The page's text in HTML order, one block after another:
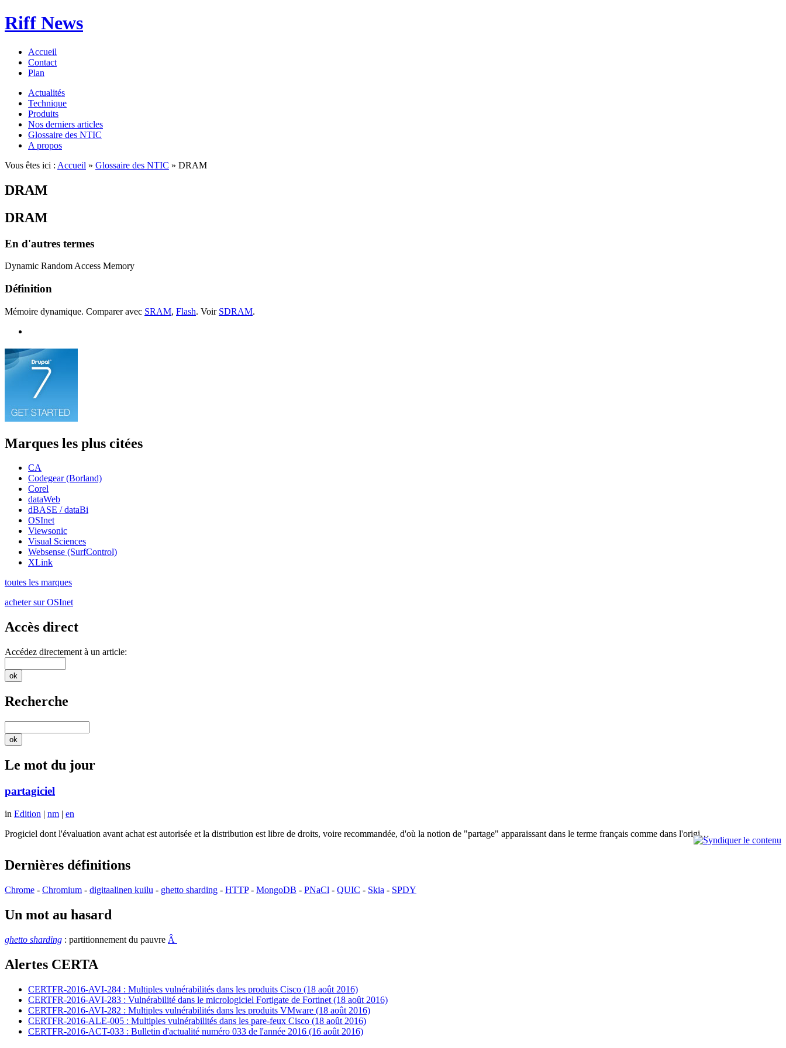
Riff News
Accueil
Contact
Plan
Actualités
Technique
Produits
Nos derniers articles
Glossaire des NTIC
A propos
Vous êtes ici : Accueil » Glossaire des NTIC » DRAM
DRAM
DRAM
En d'autres termes
Dynamic Random Access Memory
Définition
Mémoire dynamique. Comparer avec SRAM, Flash. Voir SDRAM.
Marques les plus citées
CA
Codegear (Borland)
Corel
dataWeb
dBASE / dataBi
OSInet
Viewsonic
Visual Sciences
Websense (SurfControl)
XLink
toutes les marques
acheter sur OSInet
Accès direct
Accédez directement à un article:
Recherche
Le mot du jour
partagiciel
in Edition | nm | en
Progiciel dont l'évaluation avant achat est autorisée et la distribution est libre de droits, voire recommandée, d'où la notion de "partage" apparaissant dans le terme français comme dans l'origi…
Dernières définitions
Chrome - Chromium - digitaalinen kuilu - ghetto sharding - HTTP- MongoDB - PNaCl - QUIC - Skia - SPDY
Un mot au hasard
ghetto sharding : partitionnement du pauvre Â
Alertes CERTA
CERTFR-2016-AVI-284 : Multiples vulnérabilités dans les produits Cisco (18 août 2016)
CERTFR-2016-AVI-283 : Vulnérabilité dans le micrologiciel Fortigate de Fortinet (18 août 2016)
CERTFR-2016-AVI-282 : Multiples vulnérabilités dans les produits VMware (18 août 2016)
CERTFR-2016-ALE-005 : Multiples vulnérabilités dans les pare-feux Cisco (18 août 2016)
CERTFR-2016-ACT-033 : Bulletin d'actualité numéro 033 de l'année 2016 (16 août 2016)